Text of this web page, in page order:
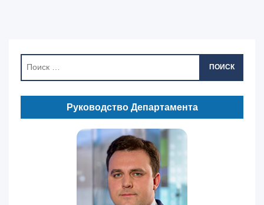
ПОИСК
Руководство Департамента